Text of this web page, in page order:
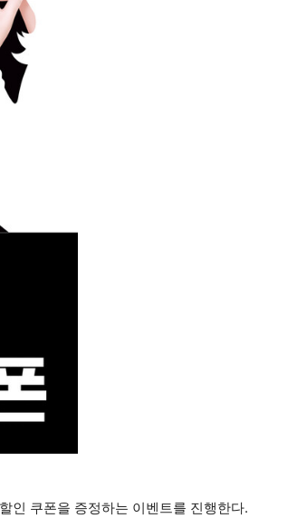
인 쿠폰을 증정하는 이벤트를 진행한다.